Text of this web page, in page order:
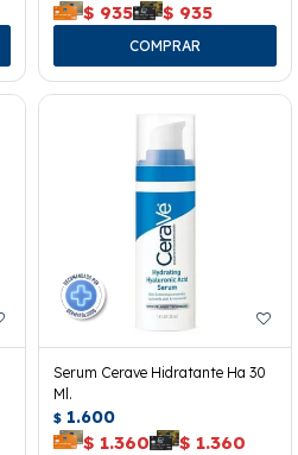
$ 935 $ 935
Serum Cerave Hidratante Ha 30
Ml.
$ 1.600
$ 1.360 $ 1.360